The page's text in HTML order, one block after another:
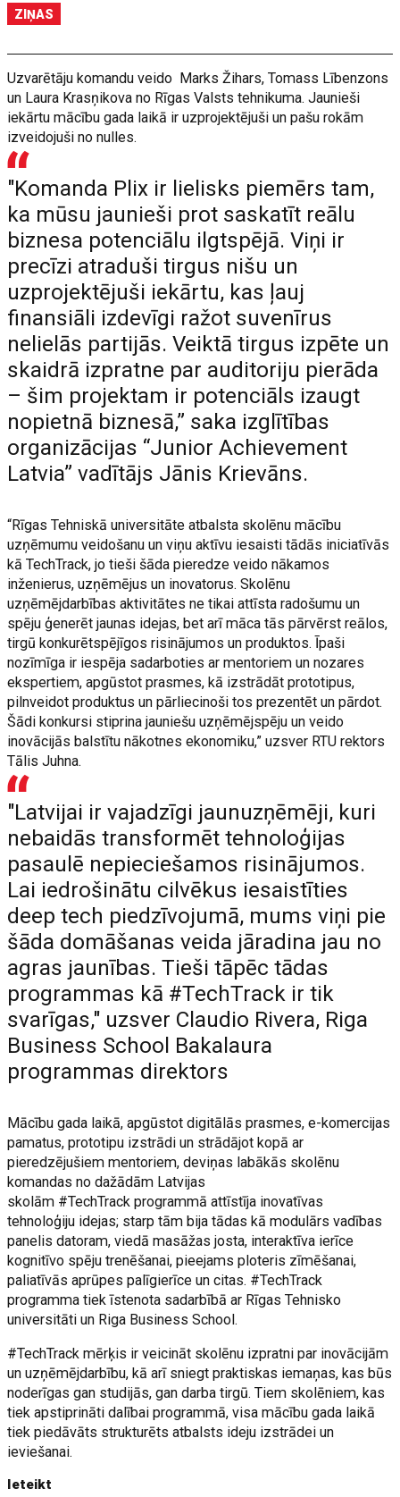
ZIŅAS
Uzvarētāju komandu veido Marks Žihars, Tomass Lībenzons
un Laura Krasņikova no Rīgas Valsts tehnikuma. Jaunieši
iekārtu mācību gada laikā ir uzprojektējuši un pašu rokām
izveidojuši no nulles.
"Komanda Plix ir lielisks piemērs tam,
ka mūsu jaunieši prot saskatīt reālu
biznesa potenciālu ilgtspējā. Viņi ir
precīzi atraduši tirgus nišu un
uzprojektējuši iekārtu, kas ļauj
finansiāli izdevīgi ražot suvenīrus
nelielās partijās. Veiktā tirgus izpēte un
skaidrā izpratne par auditoriju pierāda
– šim projektam ir potenciāls izaugt
nopietnā biznesā,” saka izglītības
organizācijas “Junior Achievement
Latvia” vadītājs Jānis Krievāns.
“Rīgas Tehniskā universitāte atbalsta skolēnu mācību
uzņēmumu veidošanu un viņu aktīvu iesaisti tādās iniciatīvās
kā TechTrack, jo tieši šāda pieredze veido nākamos
inženierus, uzņēmējus un inovatorus. Skolēnu
uzņēmējdarbības aktivitātes ne tikai attīsta radošumu un
spēju ģenerēt jaunas idejas, bet arī māca tās pārvērst reālos,
tirgū konkurētspējīgos risinājumos un produktos. Īpaši
nozīmīga ir iespēja sadarboties ar mentoriem un nozares
ekspertiem, apgūstot prasmes, kā izstrādāt prototipus,
pilnveidot produktus un pārliecinoši tos prezentēt un pārdot.
Šādi konkursi stiprina jauniešu uzņēmējspēju un veido
inovācijās balstītu nākotnes ekonomiku,” uzsver RTU rektors
Tālis Juhna.
"Latvijai ir vajadzīgi jaunuzņēmēji, kuri
nebaidās transformēt tehnoloģijas
pasaulē nepieciešamos risinājumos.
Lai iedrošinātu cilvēkus iesaistīties
deep tech piedzīvojumā, mums viņi pie
šāda domāšanas veida jāradina jau no
agras jaunības. Tieši tāpēc tādas
programmas kā #TechTrack ir tik
svarīgas," uzsver Claudio Rivera, Riga
Business School Bakalaura
programmas direktors
Mācību gada laikā, apgūstot digitālās prasmes, e-komercijas
pamatus, prototipu izstrādi un strādājot kopā ar
pieredzējušiem mentoriem, deviņas labākās skolēnu
komandas no dažādām Latvijas
skolām #TechTrack programmā attīstīja inovatīvas
tehnoloģiju idejas; starp tām bija tādas kā modulārs vadības
panelis datoram, viedā masāžas josta, interaktīva ierīce
kognitīvo spēju trenēšanai, pieejams ploteris zīmēšanai,
paliatīvās aprūpes palīgierīce un citas. #TechTrack
programma tiek īstenota sadarbībā ar Rīgas Tehnisko
universitāti un Riga Business School.
#TechTrack mērķis ir veicināt skolēnu izpratni par inovācijām
un uzņēmējdarbību, kā arī sniegt praktiskas iemaņas, kas būs
noderīgas gan studijās, gan darba tirgū. Tiem skolēniem, kas
tiek apstiprināti dalībai programmā, visa mācību gada laikā
tiek piedāvāts strukturēts atbalsts ideju izstrādei un
ieviešanai.
Ieteikt